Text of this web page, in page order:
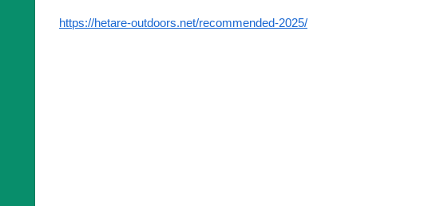
https://hetare-outdoors.net/recommended-2025/